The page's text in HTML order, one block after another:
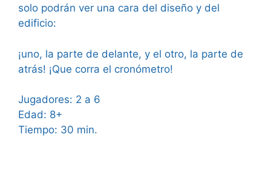
solo podrán ver una cara del diseño y del
edificio:
¡uno, la parte de delante, y el otro, la parte de
atrás! ¡Que corra el cronómetro!
Jugadores: 2 a 6
Edad: 8+
Tiempo: 30 min.